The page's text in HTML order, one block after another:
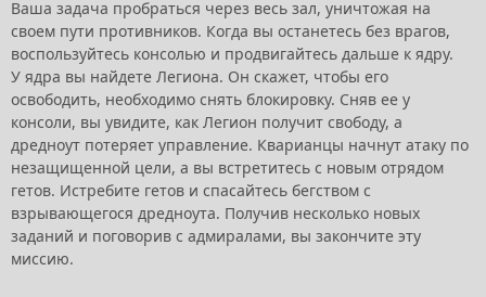
Ваша задача пробраться через весь зал, уничтожая на
своем пути противников. Когда вы останетесь без врагов,
воспользуйтесь консолью и продвигайтесь дальше к ядру.
У ядра вы найдете Легиона. Он скажет, чтобы его
освободить, необходимо снять блокировку. Сняв ее у
консоли, вы увидите, как Легион получит свободу, а
дредноут потеряет управление. Кварианцы начнут атаку по
незащищенной цели, а вы встретитесь с новым отрядом
гетов. Истребите гетов и спасайтесь бегством с
взрывающегося дредноута. Получив несколько новых
заданий и поговорив с адмиралами, вы закончите эту
миссию.